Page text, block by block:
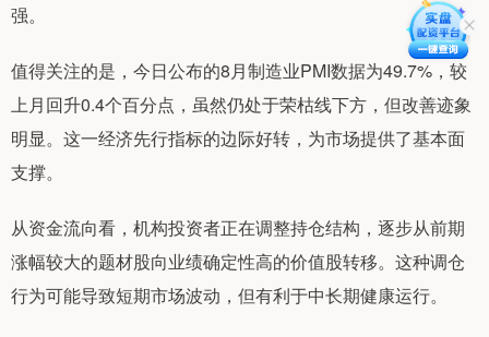
强。
值得关注的是，今日公布的8月制造业PMI数据为49.7%，较
上月回升0.4个百分点，虽然仍处于荣枯线下方，但改善迹象
明显。这一经济先行指标的边际好转，为市场提供了基本面
支撑。
从资金流向看，机构投资者正在调整持仓结构，逐步从前期
涨幅较大的题材股向业绩确定性高的价值股转移。这种调仓
行为可能导致短期市场波动，但有利于中长期健康运行。